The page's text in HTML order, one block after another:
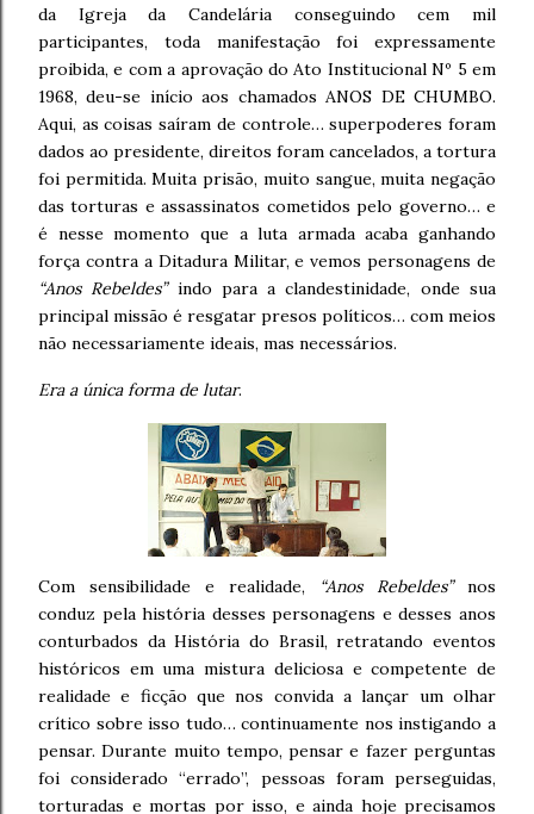
da Igreja da Candelária conseguindo cem mil
participantes, toda manifestação foi expressamente
proibida, e com a aprovação do Ato Institucional Nº 5 em
1968, deu-se início aos chamados ANOS DE CHUMBO.
Aqui, as coisas saíram de controle… superpoderes foram
dados ao presidente, direitos foram cancelados, a tortura
foi permitida. Muita prisão, muito sangue, muita negação
das torturas e assassinatos cometidos pelo governo… e
é nesse momento que a luta armada acaba ganhando
força contra a Ditadura Militar, e vemos personagens de
“Anos Rebeldes”indo para a clandestinidade, onde sua
principal missão é resgatar presos políticos… com meios
não necessariamente ideais, mas necessários.
Era a única forma de lutar.
Com sensibilidade e realidade, “Anos Rebeldes”nos
conduz pela história desses personagens e desses anos
conturbados da História do Brasil, retratando eventos
históricos em uma mistura deliciosa e competente de
realidade e ficção que nos convida a lançar um olhar
crítico sobre isso tudo… continuamente nos instigando a
pensar. Durante muito tempo, pensar e fazer perguntas
foi considerado “errado”, pessoas foram perseguidas,
torturadas e mortas por isso, e ainda hoje precisamos